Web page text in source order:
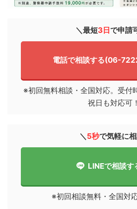
＼最短3日で申請
電話で相談する(06-
※初回無料相談・全国対応。受付
祝日も対応可
＼ 5秒で気軽に
LINEで相談す
※初回相談無料・全国対